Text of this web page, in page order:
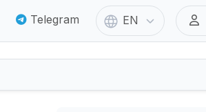
Telegram EN